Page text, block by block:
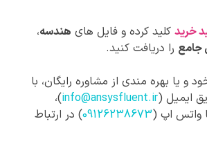
خرید کلید کرده و فایل های هندسه،
جامع را دریافت کنید.
و یا بهره مندی از مشاوره رایگان، با
ایمیل (info@ansysfluent.ir)،
واتس اپ (09126238673) در ارتباط